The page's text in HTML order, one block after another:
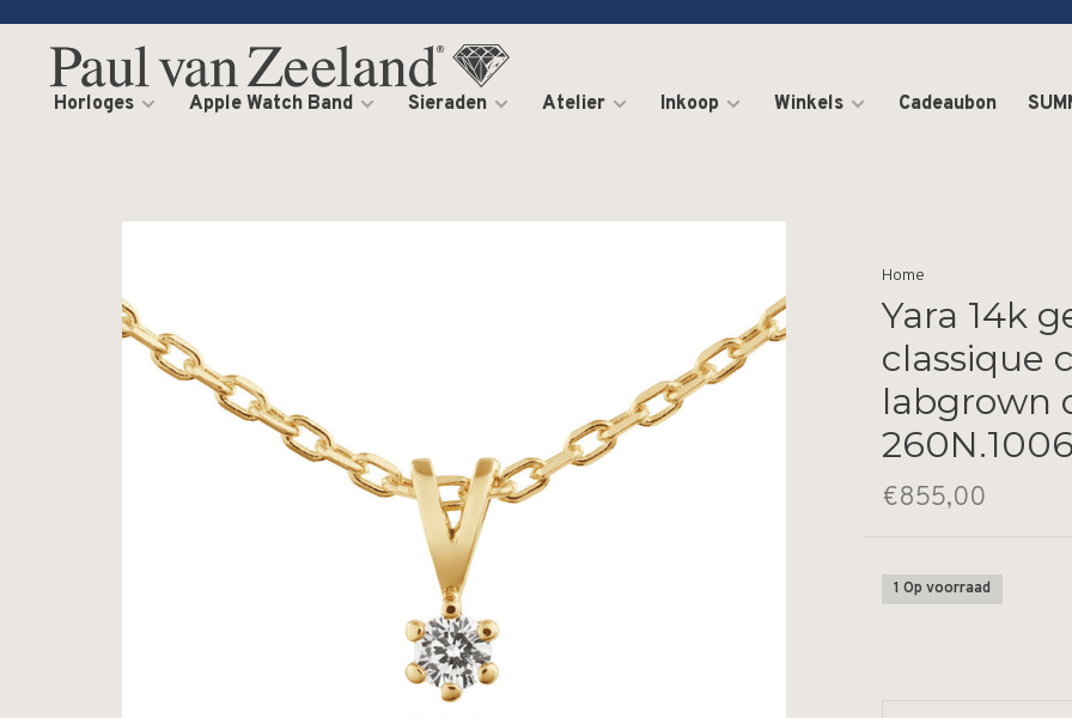
Horloges Apple Watch Band Sieraden Atelier Inkoop Winkels Cadeaubon
Home
Yara 14k
classique
labgrown
€855,00
1 Op voorraad